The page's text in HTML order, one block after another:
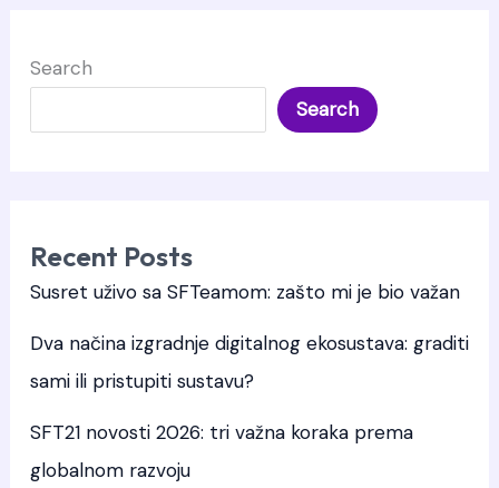
projektu
za
odnose
s
javnošću
Search
Search
Recent Posts
Susret uživo sa SFTeamom: zašto mi je bio važan
Dva načina izgradnje digitalnog ekosustava: graditi
sami ili pristupiti sustavu?
SFT21 novosti 2026: tri važna koraka prema
globalnom razvoju